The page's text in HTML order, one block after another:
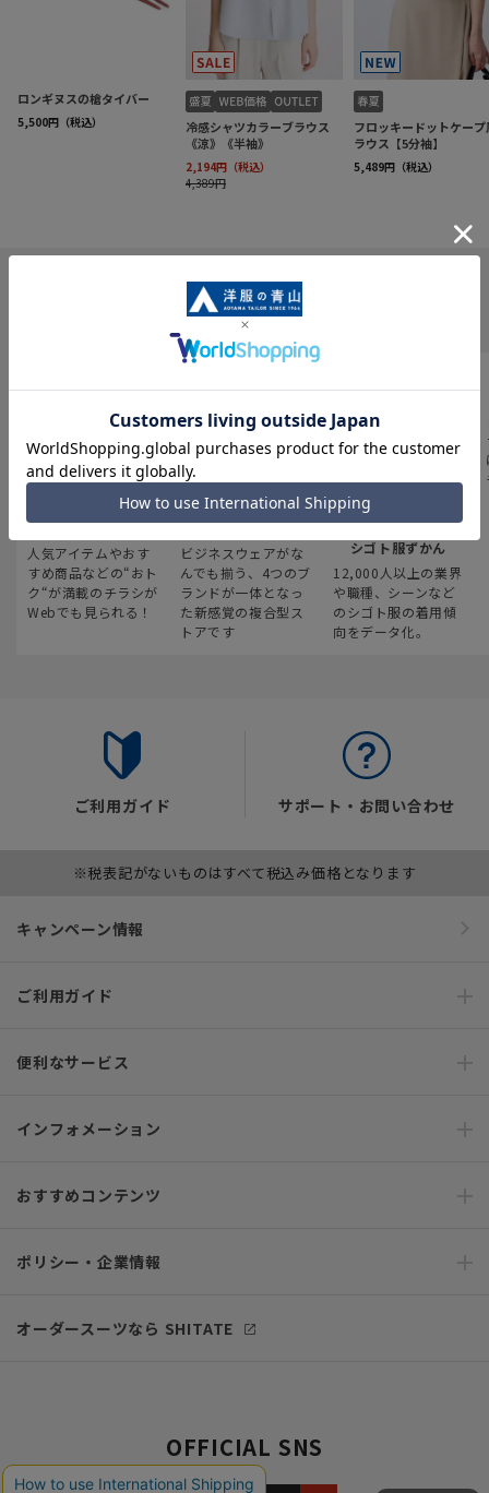
INFORMATION
最新のお買い得情報
人気アイテムやおす
すめ商品などの“おト
ク“が満載のチラシが
Webでも見られる！
スーツスクエア
ビジネスウェアがな
んでも揃う、4つのブ
ランドが一体となっ
た新感覚の複合型ス
トアです
みんなの
シゴト服ずかん
12,000人以上の業界
や職種、シーンなど
のシゴト服の着用傾
向をデータ化。
ご利用ガイド サポート・お問い合わせ
※税表記がないものはすべて税込み価格となります
キャンペーン情報
ご利用ガイド
便利なサービス
インフォメーション
おすすめコンテンツ
ポリシー・企業情報
オーダースーツなら SHITATE
OFFICIAL SNS